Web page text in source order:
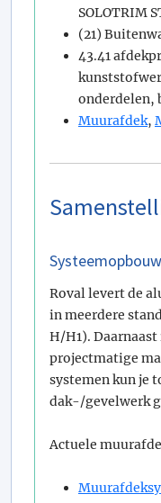
SOLOTRIM
(21)
43.41
onderdelen,
Muurafdek,
Systeemopbouw
Roval levert de
in meerdere
H/H1).
projectmatige
systemen kun je
dak-/gevelwerk
Actuele